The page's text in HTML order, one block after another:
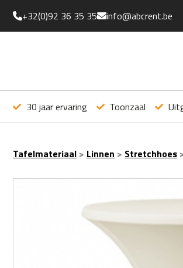
+32(0)92 36 35 35 info@abcrent.be
30 jaar ervaring Toonzaal
Tafelmateriaal > Linnen > Stretchhoes